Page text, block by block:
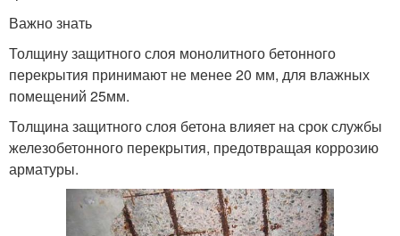
Важно знать
Толщину защитного слоя монолитного бетонного
перекрытия принимают не менее 20 мм, для влажных
помещений 25мм.
Толщина защитного слоя бетона влияет на срок службы
железобетонного перекрытия, предотвращая коррозию
арматуры.